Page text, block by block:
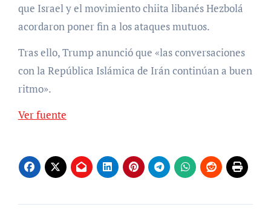
que Israel y el movimiento chiita libanés Hezbolá
acordaron poner fin a los ataques mutuos.
Tras ello, Trump anunció que «las conversaciones
con la República Islámica de Irán continúan a buen
ritmo».
Ver fuente